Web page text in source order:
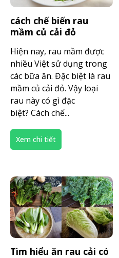
cách chế biến rau
mầm củ cải đỏ
Hiện nay, rau mầm được
nhiều Việt sử dụng trong
các bữa ăn. Đặc biệt là rau
mầm củ cải đỏ. Vậy loại
rau này có gì đặc
biệt? Cách chế...
Xem chi tiết
Tìm hiểu ăn rau cải có